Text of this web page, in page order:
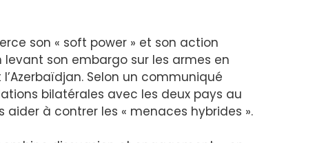
son « soft power » et son action
son embargo sur les armes en
Selon un communiqué
bilatérales avec les deux pays au
à contrer les « menaces hybrides ».